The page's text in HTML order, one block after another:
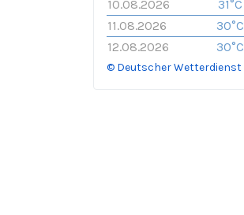
10.08.2026
31°C
11.08.2026
30°C
12.08.2026
30°C
© Deutscher Wetterdienst